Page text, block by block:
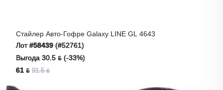
Стайлер Авто-Гофре Galaxy LINE GL 4643
Лот#58439 (#52761)
Выгода 30.5 ƃ (-33%)
61 ƃ 91.5 ƃ